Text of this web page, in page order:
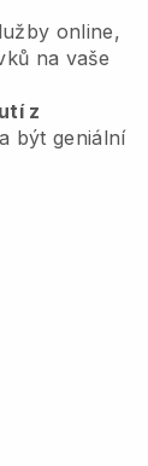
online,
na vaše
z
být geniální